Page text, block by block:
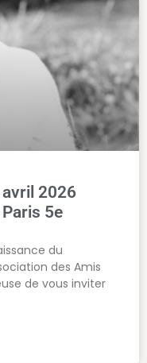
2026
5e
du
des Amis
de vous inviter